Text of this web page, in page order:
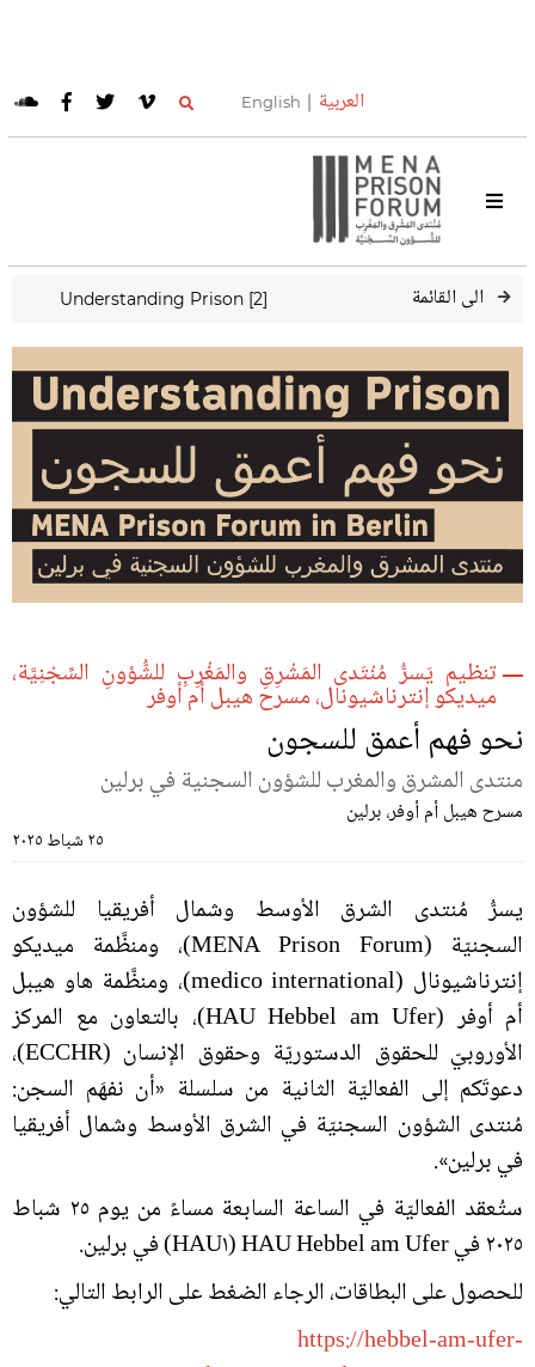
العربية English
عودة الى القائمة Understanding Prison [2]
تنظيم يَسرُّ مُنْتَدى المَشْرِقِ والمَغْرِبِ للشُّؤونِ السِّجْنِيَّة،
ميديكو إنترناشيونال، مسرح هيبل أم أوفر
نحو فهم أعمق للسجون
منتدى المشرق والمغرب للشؤون السجنية في برلين
مسرح هيبل أم أوفر، برلين
٢٥ شباط ٢٠٢٥
يسرُّ مُنتدى الشرق الأوسط وشمال أفريقيا للشؤون
السجنيّة (MENA Prison Forum)، ومنظَّمة ميديكو
إنترناشيونال (medico international)، ومنظَّمة هاو هيبل
أم أوفر (HAU Hebbel am Ufer)، بالتعاون مع المركز
الأوروبيّ للحقوق الدستوريّة وحقوق الإنسان (ECCHR)،
دعوتَكم إلى الفعاليّة الثانية من سلسلة «أن نفهَم السجن:
مُنتدى الشؤون السجنيّة في الشرق الأوسط وشمال أفريقيا
في برلين».
ستُعقد الفعاليّة في الساعة السابعة مساءً من يوم ٢٥ شباط
٢٠٢٥ في HAU Hebbel am Ufer (HAU١) في برلين.
للحصول على البطاقات، الرجاء الضغط على الرابط التالي:
https://hebbel-am-ufer-